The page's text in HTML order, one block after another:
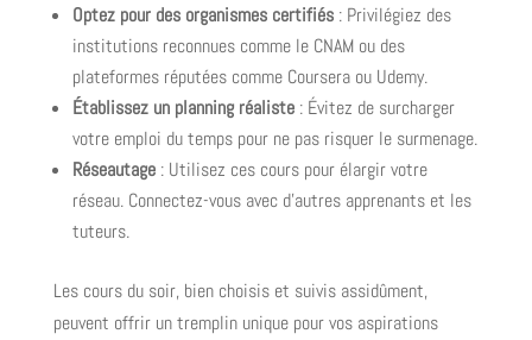
Optez pour des organismes certifiés: Privilégiez des
institutions reconnues comme le CNAM ou des
plateformes réputées comme Coursera ou Udemy.
Établissez un planning réaliste: Évitez de surcharger
votre emploi du temps pour ne pas risquer le surmenage.
Réseautage: Utilisez ces cours pour élargir votre
réseau. Connectez-vous avec d’autres apprenants et les
tuteurs.
Les cours du soir, bien choisis et suivis assidûment,
peuvent offrir un tremplin unique pour vos aspirations